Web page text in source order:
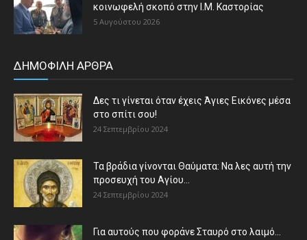
κοινωφελή σκοπό στην Ι.Μ. Καστορίας
5 Αυγούστου 2026
ΔΗΜΟΦΙΛΗ ΑΡΘΡΑ
Δες τι γίνεται όταν έχεις Άγιες Εικόνες μέσα
στο σπίτι σου!
24 Σεπτεμβρίου 2024
Τα βράδια γίνονται Θαύματα: Να λες αυτή την
προσευχή του Αγίου...
24 Σεπτεμβρίου 2024
Για αυτούς που φοράνε Σταυρό στο λαιμό…